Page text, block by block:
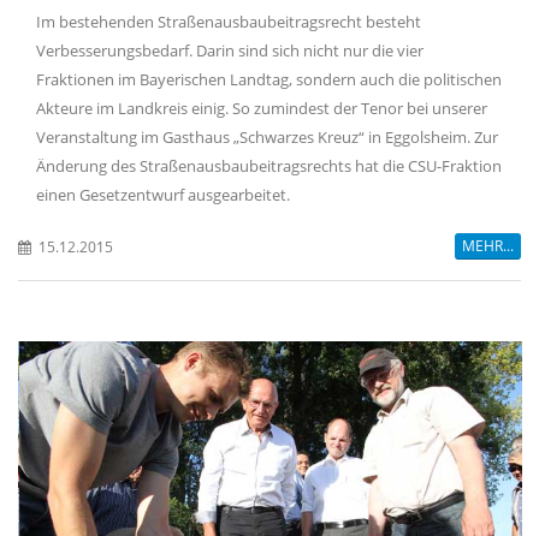
Im bestehenden Straßenausbaubeitragsrecht besteht
Verbesserungsbedarf. Darin sind sich nicht nur die vier
Fraktionen im Bayerischen Landtag, sondern auch die politischen
Akteure im Landkreis einig. So zumindest der Tenor bei unserer
Veranstaltung im Gasthaus „Schwarzes Kreuz“ in Eggolsheim. Zur
Änderung des Straßenausbaubeitragsrechts hat die CSU-Fraktion
einen Gesetzentwurf ausgearbeitet.
15.12.2015 MEHR...